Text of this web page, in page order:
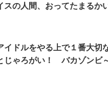
スの人間、おってたまるかい
イドルをやる上で１番大切
じゃろがい！ バカゾンビ